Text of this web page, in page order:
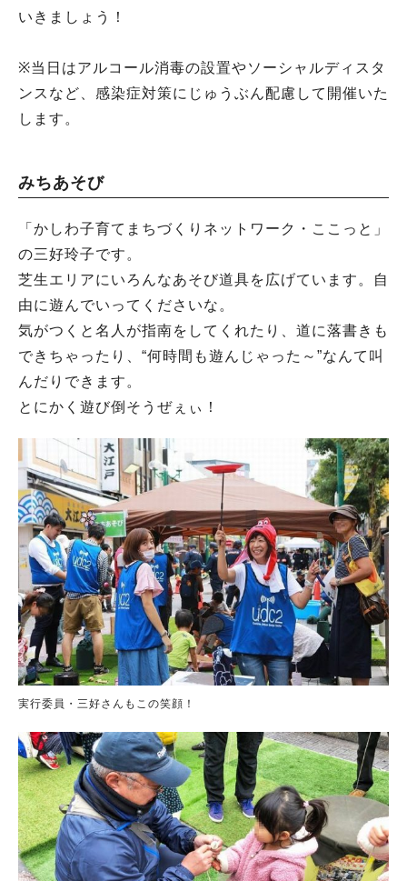
いきましょう！
※当日はアルコール消毒の設置やソーシャルディスタ
ンスなど、感染症対策にじゅうぶん配慮して開催いた
します。
みちあそび
「かしわ子育てまちづくりネットワーク・ここっと」
の三好玲子です。
芝生エリアにいろんなあそび道具を広げています。自
由に遊んでいってくださいな。
気がつくと名人が指南をしてくれたり、道に落書きも
できちゃったり、“何時間も遊んじゃった～”なんて叫
んだりできます。
とにかく遊び倒そうぜぇぃ！
実行委員・三好さんもこの笑顔！